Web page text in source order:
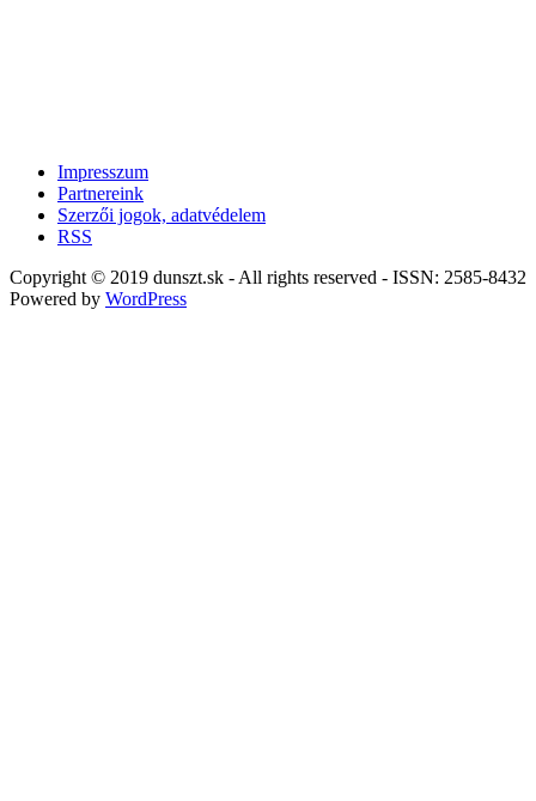
Impresszum
Partnereink
Szerzői jogok, adatvédelem
RSS
Copyright © 2019 dunszt.sk - All rights reserved - ISSN: 2585-8432
Powered by WordPress